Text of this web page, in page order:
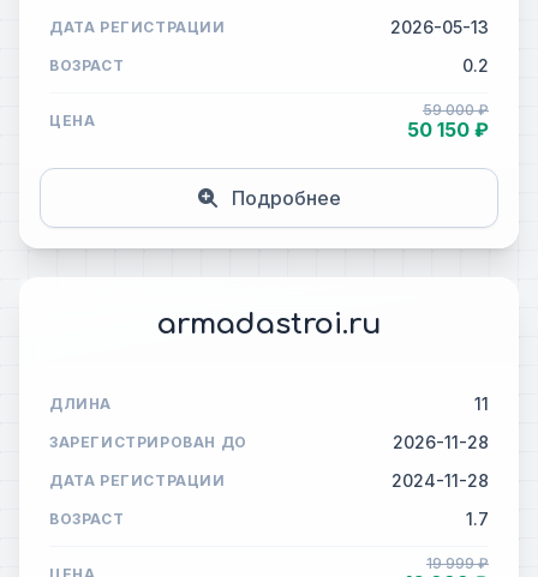
ДАТА РЕГИСТРАЦИИ 2026-05-13
ВОЗРАСТ 0.2
ЦЕНА
59 000 ₽
50 150 ₽
Подробнее
armadastroi.ru
ДЛИНА 11
ЗАРЕГИСТРИРОВАН ДО 2026-11-28
ДАТА РЕГИСТРАЦИИ 2024-11-28
ВОЗРАСТ 1.7
19 999 ₽